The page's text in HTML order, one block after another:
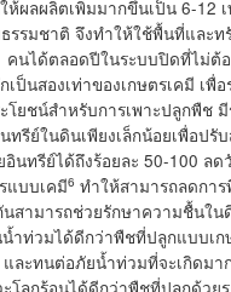
ห้ผลผลิตเพิ่มมากขึ้นเป็น 6-
รรมชาติ จึงทำให้ใช้พื้นที่และ
คนได้ตลอดปีในระบบปิดที่ไม่ต้
ป็นสองเท่าของเกษตรเคมี เพื่
โยชน์สำหรับการเพาะปลูกพืช
ทรีย์ในดินเพียงเล็กน้อยเพื่อป
นทรีย์ได้ถึงร้อยละ 50-100 ล
แบบเคมี6 ทำให้สามารถลดกา
สามารถช่วยรักษาความชื้นใ
ำท่วมได้ดีกว่าพืชที่ปลูกแบบเ
ละทนต่อภัยน้ำท่วมที่จะเกิดม
โลกร้อนได้ดีกว่าพืชที่ปลูกด้วย